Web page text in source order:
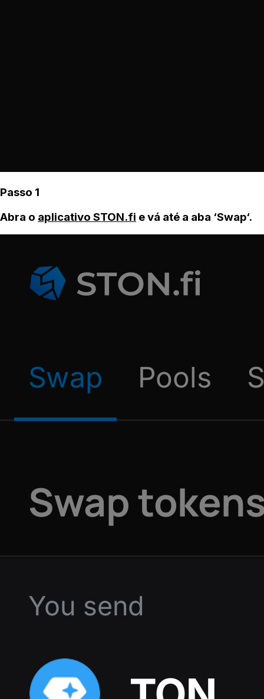
Passo 1
Abra o aplicativo STON.fi e vá até a aba ‘Swap‘.